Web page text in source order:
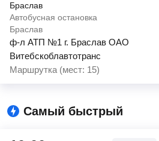
Браслав
Автобусная остановка
Браслав
ф-л АТП №1 г. Браслав ОАО
Витебскоблавтотранс
Маршрутка (мест: 15)
Самый быстрый